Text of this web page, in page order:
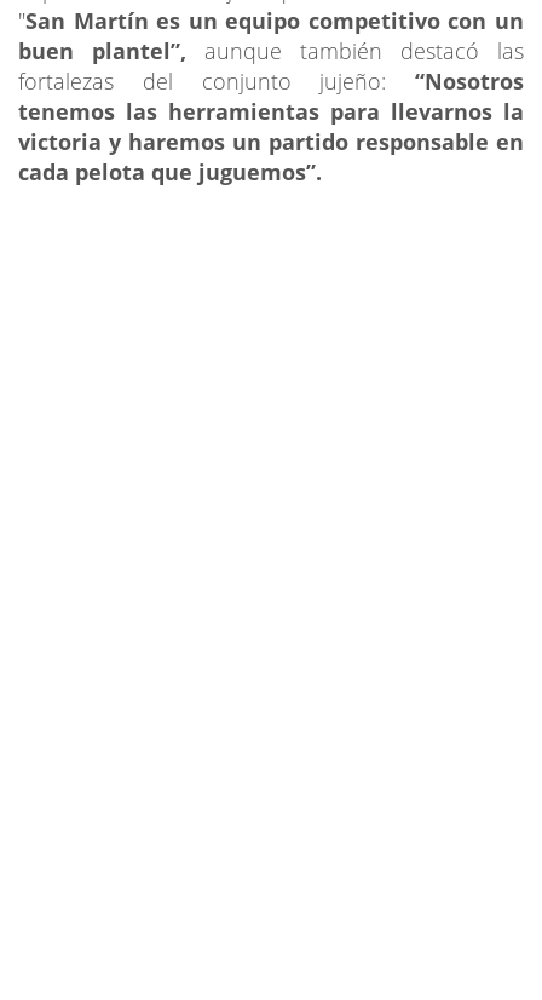
"San Martín es un equipo competitivo con un
buen plantel”, aunque también destacó las
fortalezas del conjunto jujeño: “Nosotros
tenemos las herramientas para llevarnos la
victoria y haremos un partido responsable en
cada pelota que juguemos”.